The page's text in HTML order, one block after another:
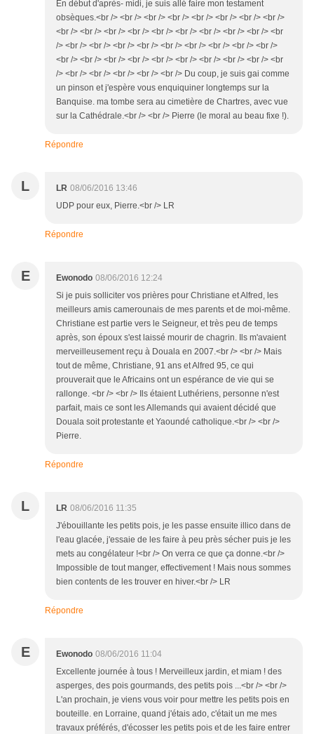
En début d'après- midi, je suis allé faire mon testament
obsèques.<br /> <br /> <br /> <br /> <br /> <br /> <br /> <br />
<br /> <br /> <br /> <br /> <br /> <br /> <br /> <br /> <br /> <br
/> <br /> <br /> <br /> <br /> <br /> <br /> <br /> <br /> <br />
<br /> <br /> <br /> <br /> <br /> <br /> <br /> <br /> <br /> <br
/> <br /> <br /> <br /> <br /> <br /> Du coup, je suis gai comme
un pinson et j'espère vous enquiquiner longtemps sur la
Banquise. ma tombe sera au cimetière de Chartres, avec vue
sur la Cathédrale.<br /> <br /> Pierre (le moral au beau fixe !).
Répondre
L LR 08/06/2016 13:46
UDP pour eux, Pierre.<br /> LR
Répondre
E Ewonodo 08/06/2016 12:24
Si je puis solliciter vos prières pour Christiane et Alfred, les
meilleurs amis camerounais de mes parents et de moi-même.
Christiane est partie vers le Seigneur, et très peu de temps
après, son époux s'est laissé mourir de chagrin. Ils m'avaient
merveilleusement reçu à Douala en 2007.<br /> <br /> Mais
tout de même, Christiane, 91 ans et Alfred 95, ce qui
prouverait que le Africains ont un espérance de vie qui se
rallonge. <br /> <br /> Ils étaient Luthériens, personne n'est
parfait, mais ce sont les Allemands qui avaient décidé que
Douala soit protestante et Yaoundé catholique.<br /> <br />
Pierre.
Répondre
L LR 08/06/2016 11:35
J'ébouillante les petits pois, je les passe ensuite illico dans de
l'eau glacée, j'essaie de les faire à peu près sécher puis je les
mets au congélateur !<br /> On verra ce que ça donne.<br />
Impossible de tout manger, effectivement ! Mais nous sommes
bien contents de les trouver en hiver.<br /> LR
Répondre
E Ewonodo 08/06/2016 11:04
Excellente journée à tous ! Merveilleux jardin, et miam ! des
asperges, des pois gourmands, des petits pois ...<br /> <br />
L'an prochain, je viens vous voir pour mettre les petits pois en
bouteille. en Lorraine, quand j'étais ado, c'était un me mes
travaux préférés, d'écosser les petits pois et de les faire entrer